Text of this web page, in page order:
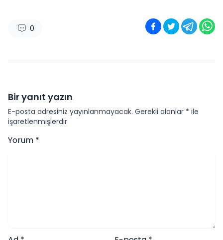
0
Bir yanıt yazın
E-posta adresiniz yayınlanmayacak. Gerekli alanlar * ile
işaretlenmişlerdir
Yorum *